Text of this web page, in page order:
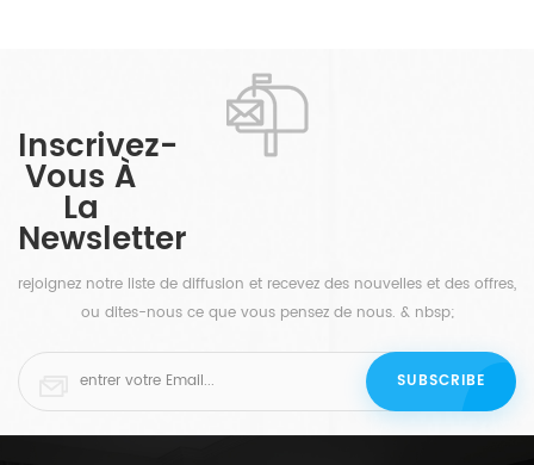
Inscrivez-
Vous À
La
Newsletter
rejoignez notre liste de diffusion et recevez des nouvelles et des offres,
ou dites-nous ce que vous pensez de nous. & nbsp;